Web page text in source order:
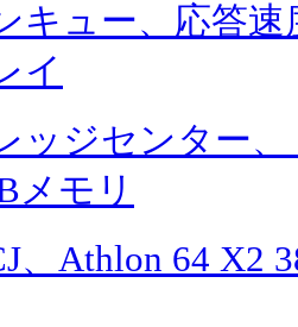
キュー、応答速
イ
ッジセンター
メモリ
、Athlon 64 X2